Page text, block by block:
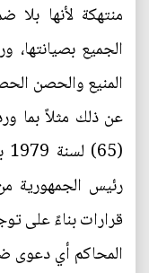
منتهكة لأنها بلا
الجميع بصيانتها،
المنيع والحصن
عن ذلك مثلاً بما
رئيس الجمهورية
قرارات بناءً على
المحاكم أي دعوى